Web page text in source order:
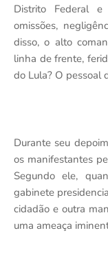
Distrito Federal
omissões,
disso, o alto
linha de frente,
do Lula? O pessoal
Durante seu
os manifestantes
Segundo ele,
gabinete
cidadão e outra
uma ameaça